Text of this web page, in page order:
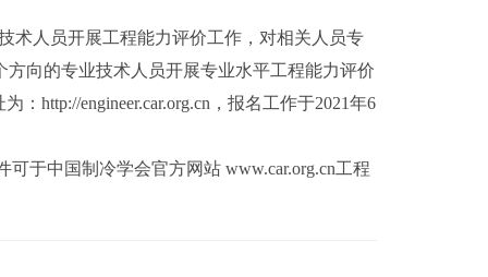
术人员开展工程能力评价工作，对相关人员专
方向的专业技术人员开展专业水平工程能力评价
http://engineer.car.org.cn，报名工作于2021年6
于中国制冷学会官方网站 www.car.org.cn工程